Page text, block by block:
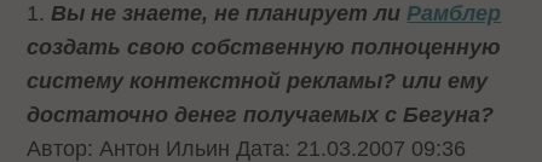
1.Вы не знаете, не планирует лиРамблер
создать свою собственную полноценную
систему контекстной рекламы? или ему
достаточно денег получаемых с Бегуна?
Автор: Антон Ильин Дата: 21.03.2007 09:36